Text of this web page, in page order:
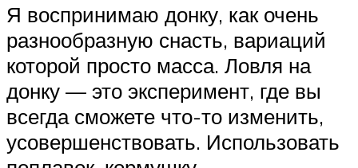
Я воспринимаю донку, как очень
разнообразную снасть, вариаций
которой просто масса. Ловля на
донку — это эксперимент, где вы
всегда сможете что-то изменить,
усовершенствовать. Использовать